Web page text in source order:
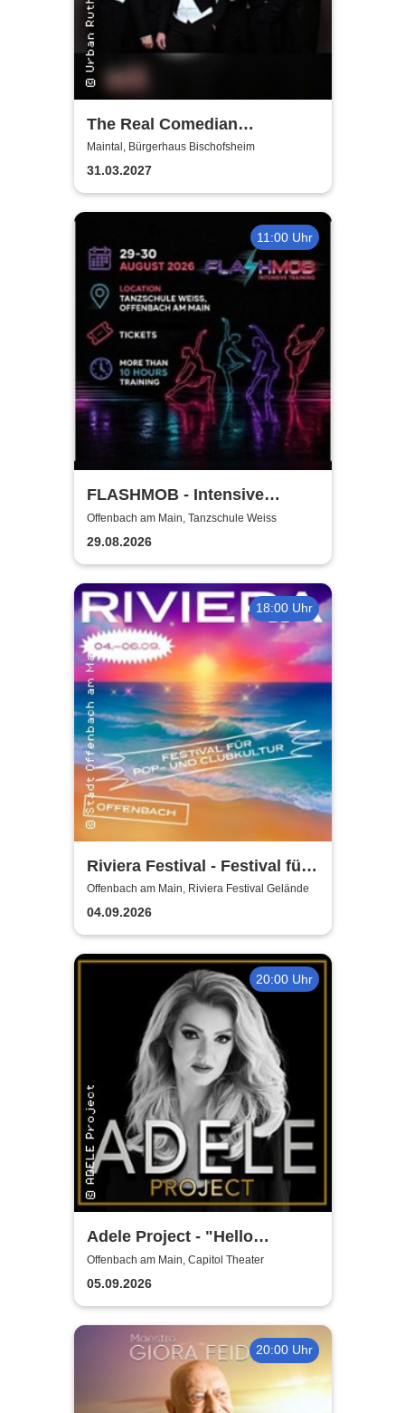
The Real Comedian
Harmonists
Maintal, Bürgerhaus Bischofsheim
31.03.2027
11:00 Uhr
FLASHMOB - Intensive
Training
Offenbach am Main, Tanzschule Weiss
29.08.2026
18:00 Uhr
Riviera Festival - Festival für
Pop- und Clubkultur
Offenbach am Main, Riviera Festival Gelände
04.09.2026
20:00 Uhr
Adele Project - "Hello
München"
Offenbach am Main, Capitol Theater
05.09.2026
20:00 Uhr